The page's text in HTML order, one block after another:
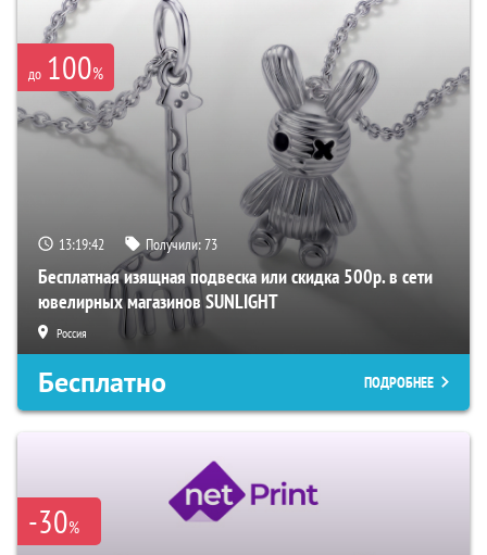
до 100%
13:19:41 Получили:73
Бесплатная изящная подвеска или скидка 500р. в сети
ювелирных магазинов SUNLIGHT
Россия
Бесплатно ПОДРОБНЕЕ
-30%